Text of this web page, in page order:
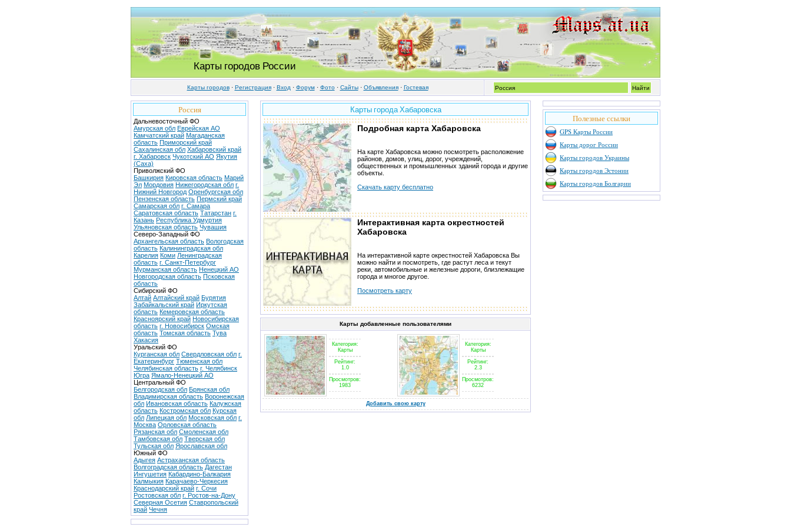
Карты городов России
Карты городов· Регистрация· Вход · Форум· Фото· Cайты· Объявления· Гостевая
Россия
Дальневосточный ФО
Амурская обл Еврейская АО
Камчатский край Магаданская
область Приморский край
Сахалинская обл Хабаровский край
г. Хабаровск Чукотский АО Якутия
(Саха)
Приволжский ФО
Башкирия Кировская область Марий
Эл Мордовия Нижегородская обл г.
Нижний Новгород Оренбургская обл
Пензенская область Пермский край
Самарская обл г. Самара
Саратовская область Татарстан г.
Казань Республика Удмуртия
Ульяновская область Чувашия
Северо-Западный ФО
Архангельская область Вологодская
область Калининградская обл
Карелия Коми Ленинградская
область г. Санкт-Петербург
Мурманская область Ненецкий АО
Новгородская область Псковская
область
Сибирский ФО
Алтай Алтайский край Бурятия
Забайкальский край Иркутская
область Кемеровская область
Красноярский край Новосибирская
область г. Новосибирск Омская
область Томская область Тува
Хакасия
Уральский ФО
Курганская обл Свердловская обл г.
Екатеринбург Тюменская обл
Челябинская область г. Челябинск
Югра Ямало-Ненецкий АО
Центральный ФО
Белгородская обл Брянская обл
Владимирская область Воронежская
обл Ивановская область Калужская
область Костромская обл Курская
обл Липецкая обл Московская обл г.
Москва Орловская область
Рязанская обл Смоленская обл
Тамбовская обл Тверская обл
Тульская обл Ярославская обл
Южный ФО
Адыгея Астраханская область
Волгоградская область Дагестан
Ингушетия Кабардино-Балкария
Калмыкия Карачаево-Черкесия
Краснодарский край г. Сочи
Ростовская обл г. Ростов-на-Дону
Северная Осетия Ставропольский
край Чечня
Карты города Хабаровска
Подробная карта Хабаровска
На карте Хабаровска можно посмотреть расположение
районов, домов, улиц, дорог, учреждений,
общественных и промышленных зданий города и другие
объекты.
Скачать карту бесплатно
Интерактивная карта окрестностей
Хабаровска
На интерактивной карте окрестностей Хабаровска Вы
можно найти и посмотреть, где растут леса и текут
реки, автомобильные и железные дороги, близлежащие
города и многое другое.
Посмотреть карту
Карты добавленные пользователями
Категория:
Карты
Рейтинг:
1.0
Просмотров:
1983
Категория:
Карты
Рейтинг:
2.3
Просмотров:
6232
Добавить свою карту
Полезные ссылки
GPS Карты России
Карты дорог России
Карты городов Украины
Карты городов Эстонии
Карты городов Болгарии